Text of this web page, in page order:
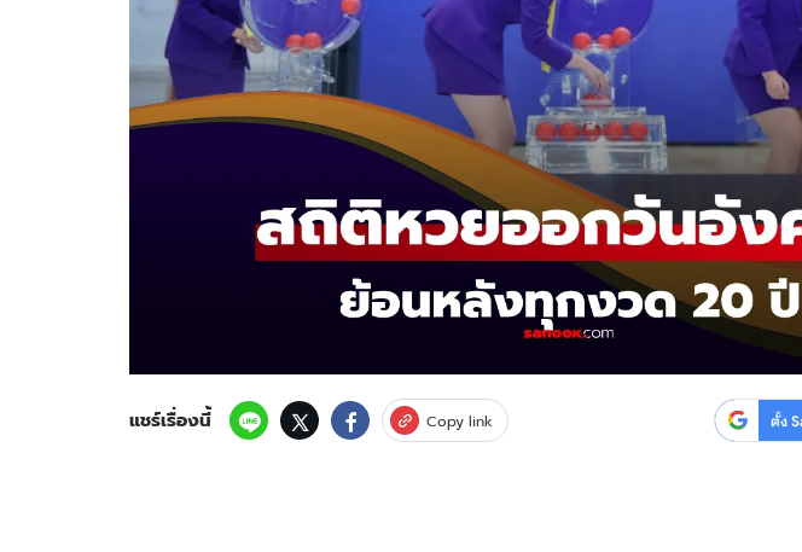
สงวนลิขสิทธิ์ © 2569 บริษัท อิมเมจ ฟิวเจอร์ (ประเทศไทย) จำกัด
แชร์เรื่องนี้ Copy link ตั้ง